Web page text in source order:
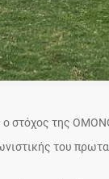
στόχος της
του